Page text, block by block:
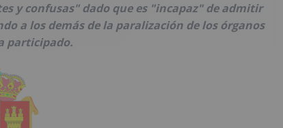
y confusas" dado que es "incapaz" de admitir
a los demás de la paralización de los órganos
participado.